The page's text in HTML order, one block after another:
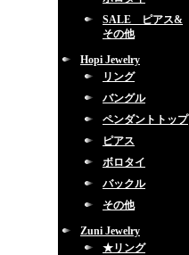
SALE ピアス&
その他
Hopi Jewelry
リング
バングル
ペンダントトップ
ピアス
ボロタイ
バックル
その他
Zuni Jewelry
★リング